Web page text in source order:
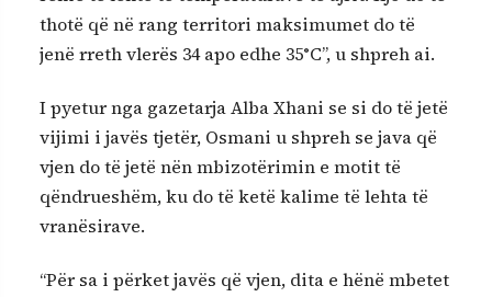
thotë që në rang territori maksimumet do të
jenë rreth vlerës 34 apo edhe 35°C”, u shpreh ai.
I pyetur nga gazetarja Alba Xhani se si do të jetë
vijimi i javës tjetër, Osmani u shpreh se java që
vjen do të jetë nën mbizotërimin e motit të
qëndrueshëm, ku do të ketë kalime të lehta të
vranësirave.
“Për sa i përket javës që vjen, dita e hënë mbetet